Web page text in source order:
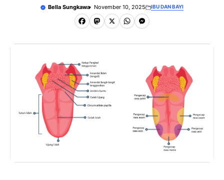
Bella Sungkawa November 10, 2025 IBU DAN BAYI
F
a
c
e
b
o
o
M
a
s
t
o
d
o
X W
h
M
e
e
n
g
e